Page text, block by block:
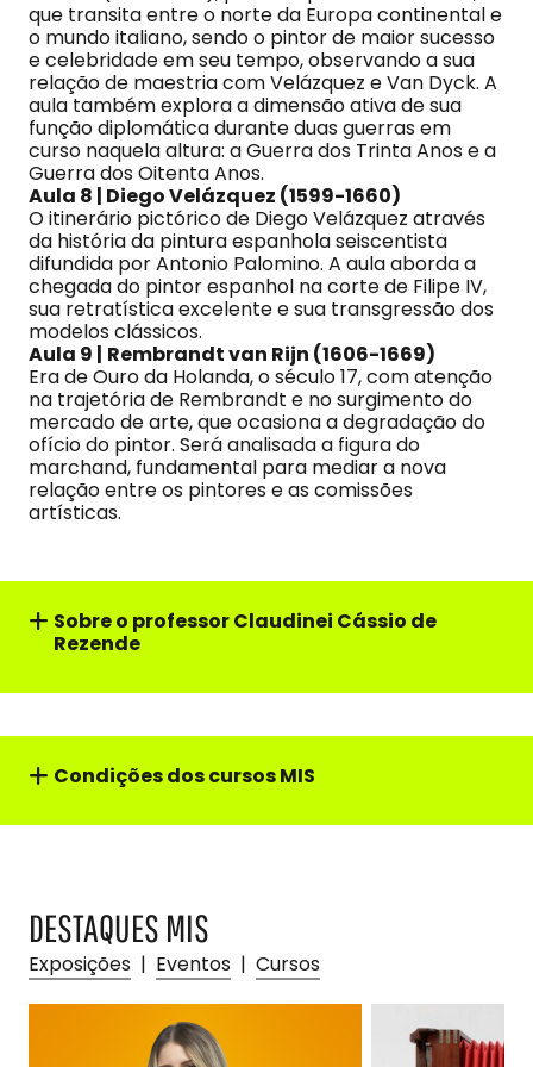
que transita entre o norte da Europa continental e
o mundo italiano, sendo o pintor de maior sucesso
e celebridade em seu tempo, observando a sua
relação de maestria com Velázquez e Van Dyck. A
aula também explora a dimensão ativa de sua
função diplomática durante duas guerras em
curso naquela altura: a Guerra dos Trinta Anos e a
Guerra dos Oitenta Anos.
Aula 8 | Diego Velázquez (1599-1660)
O itinerário pictórico de Diego Velázquez através
da história da pintura espanhola seiscentista
difundida por Antonio Palomino. A aula aborda a
chegada do pintor espanhol na corte de Filipe IV,
sua retratística excelente e sua transgressão dos
modelos clássicos.
Aula 9 | Rembrandt van Rijn (1606-1669)
Era de Ouro da Holanda, o século 17, com atenção
na trajetória de Rembrandt e no surgimento do
mercado de arte, que ocasiona a degradação do
ofício do pintor. Será analisada a figura do
marchand, fundamental para mediar a nova
relação entre os pintores e as comissões
artísticas.
Sobre o professorClaudinei Cássio de
Rezende
Condições dos cursos MIS
DESTAQUES MIS
Exposições | Eventos | Cursos